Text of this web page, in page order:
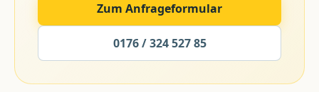
Zum Anfrageformular
0176 / 324 527 85